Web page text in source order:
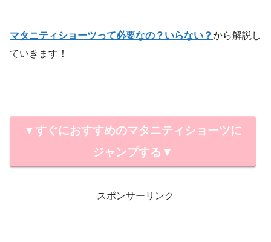
マタニティショーツって必要なの？いらない？から解説し
ていきます！
▼すぐにおすすめのマタニティショーツに
ジャンプする▼
スポンサーリンク